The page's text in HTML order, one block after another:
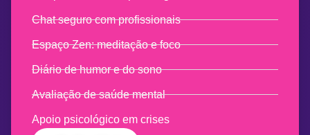
Chat seguro com profissionais
Espaço Zen: meditação e foco
Diário de humor e do sono
Avaliação de saúde mental
Apoio psicológico em crises